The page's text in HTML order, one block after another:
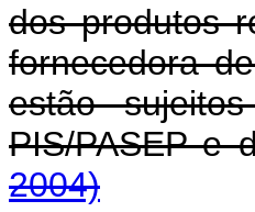
dos produtos
fornecedora
estão
PIS/
2004)